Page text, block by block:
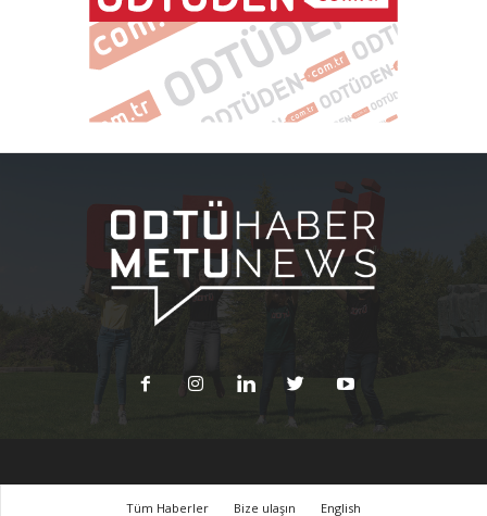
Tüm Haberler Bize ulaşın English